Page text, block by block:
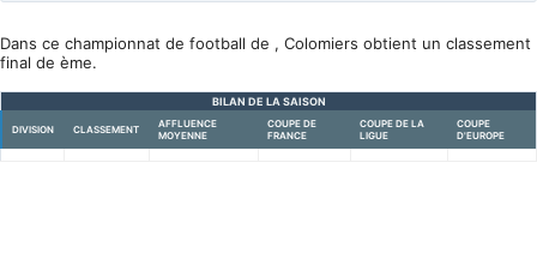
Dans ce championnat de football de , Colomiers obtient un classement
final de ème.
BILAN DE LA SAISON
DIVISION CLASSEMENT
AFFLUENCE
MOYENNE
COUPE DE
FRANCE
COUPE DE LA
LIGUE
COUPE
D'EUROPE